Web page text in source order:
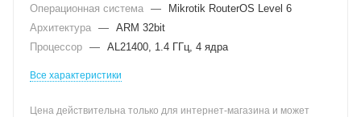
Операционная система —
Mikrotik RouterOS Level 6
Архитектура — ARM 32bit
Процессор — AL21400, 1.4 ГГц, 4 ядра
Все характеристики
Цена действительна только для интернет-магазина и может